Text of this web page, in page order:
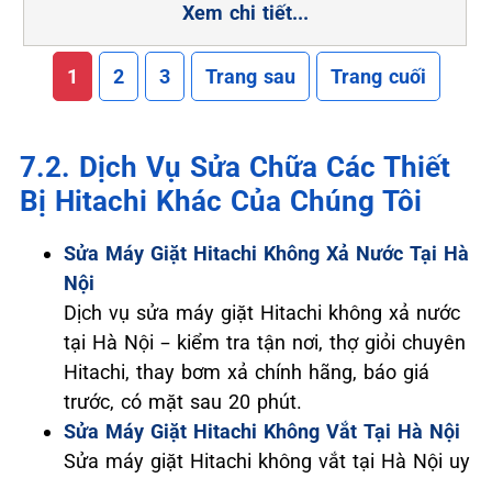
Xem chi tiết...
1 2 3 Trang sau Trang cuối
7.2. Dịch Vụ Sửa Chữa Các Thiết
Bị Hitachi Khác Của Chúng Tôi
Sửa Máy Giặt Hitachi Không Xả Nước Tại Hà
Nội
Dịch vụ sửa máy giặt Hitachi không xả nước
tại Hà Nội – kiểm tra tận nơi, thợ giỏi chuyên
Hitachi, thay bơm xả chính hãng, báo giá
trước, có mặt sau 20 phút.
Sửa Máy Giặt Hitachi Không Vắt Tại Hà Nội
Sửa máy giặt Hitachi không vắt tại Hà Nội uy